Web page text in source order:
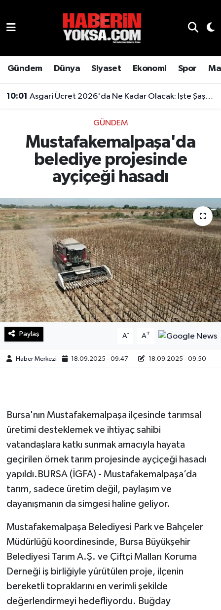
Gündem Dünya Siyaset Ekonomi Spor
10:01 Asgari Ücret 2026'da Ne Kadar Olacak: İşte Şaşırtan Rakam
GÜNDEM
Mustafakemalpaşa'da
belediye projesinde
ayçiçeği hasadı
Paylaş A- A+
Haber Merkezi 18.09.2025 - 09:47 18.09.2025 - 09:50
Bursa'nın Mustafakemalpaşa ilçesinde tarımsal
üretimi desteklemek ve ihtiyaç sahibi
vatandaşlara katkı sunmak amacıyla hayata
geçirilen örnek tarım projesinde ayçiçeği hasadı
yapıldı.BURSA (İGFA) - Mustafakemalpaşa’da
tarım, sadece üretim değil, paylaşım ve
dayanışmanın da simgesi haline geliyor.
Mustafakemalpaşa Belediyesi Park ve Bahçeler
Müdürlüğü koordinesinde, Bursa Büyükşehir
Belediyesi Tarım A.Ş. ve Çiftçi Malları Koruma
Derneği iş birliğiyle yürütülen proje, ilçenin
bereketli topraklarını en verimli şekilde
değerlendirmeyi hedefliyordu. Buğday
Genel
Gündem
Otomobil
Sağlık
Teknoloji
Yaşam
Hava Durumu
Son Dakika Haberleri
Haber Arşivi